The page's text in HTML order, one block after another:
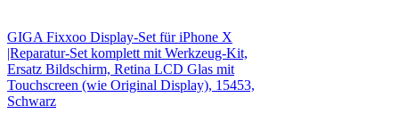
GIGA Fixxoo Display-Set für iPhone X
|Reparatur-Set komplett mit Werkzeug-Kit,
Ersatz Bildschirm, Retina LCD Glas mit
Touchscreen (wie Original Display), 15453,
Schwarz